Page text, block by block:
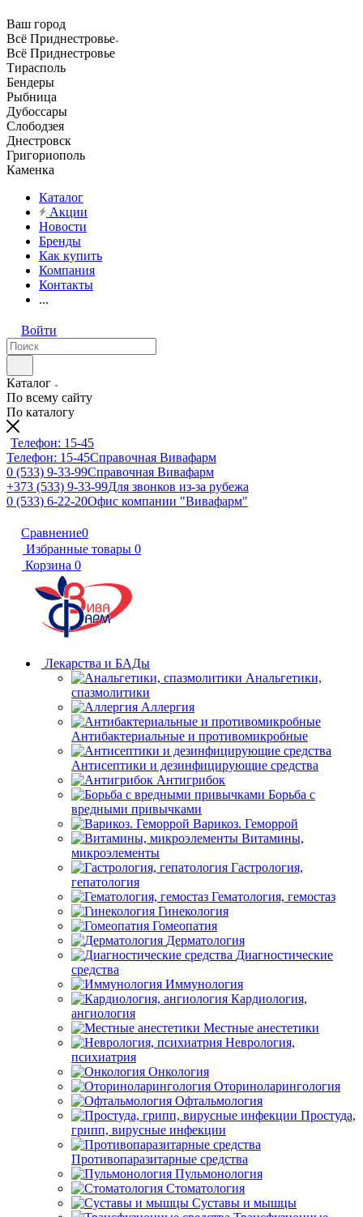
Ваш город
Всё Приднестровье
Всё Приднестровье
Тирасполь
Бендеры
Рыбница
Дубоссары
Слободзея
Днестровск
Григориополь
Каменка
Каталог
Акции
Новости
Бренды
Как купить
Компания
Контакты
...
Войти
Каталог
По всему сайту
По каталогу
Телефон: 15-45
Телефон: 15-45Справочная Вивафарм
0 (533) 9-33-99Справочная Вивафарм
+373 (533) 9-33-99Для звонков из-за рубежа
0 (533) 6-22-20Офис компании "Вивафарм"
Сравнение0
Избранные товары 0
Корзина 0
Лекарства и БАДы
Анальгетики,
спазмолитики
Аллергия
Антибактериальные и противомикробные
Антисептики и дезинфицирующие средства
Антигрибок
Борьба с
вредными привычками
Варикоз. Геморрой
Витамины,
микроэлементы
Гастрология,
гепатология
Гематология, гемостаз
Гинекология
Гомеопатия
Дерматология
Диагностические
средства
Иммунология
Кардиология,
ангиология
Местные анестетики
Неврология,
психиатрия
Онкология
Оториноларингология
Офтальмология
Простуда,
грипп, вирусные инфекции
Противопаразитарные средства
Пульмонология
Стоматология
Суставы и мышцы